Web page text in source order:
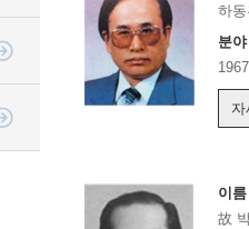
하
분야
이름
故